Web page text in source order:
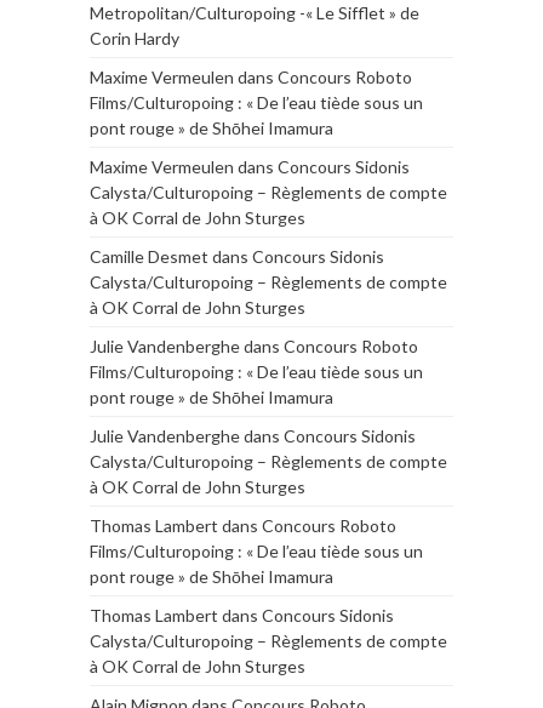
Metropolitan/Culturopoing -« Le Sifflet » de
Corin Hardy
Maxime Vermeulen dans Concours Roboto
Films/Culturopoing : « De l’eau tiède sous un
pont rouge » de Shōhei Imamura
Maxime Vermeulen dans Concours Sidonis
Calysta/Culturopoing – Règlements de compte
à OK Corral de John Sturges
Camille Desmet dans Concours Sidonis
Calysta/Culturopoing – Règlements de compte
à OK Corral de John Sturges
Julie Vandenberghedans Concours Roboto
Films/Culturopoing : « De l’eau tiède sous un
pont rouge » de Shōhei Imamura
Julie Vandenberghedans Concours Sidonis
Calysta/Culturopoing – Règlements de compte
à OK Corral de John Sturges
Thomas Lambert dans Concours Roboto
Films/Culturopoing : « De l’eau tiède sous un
pont rouge » de Shōhei Imamura
Thomas Lambert dans Concours Sidonis
Calysta/Culturopoing – Règlements de compte
à OK Corral de John Sturges